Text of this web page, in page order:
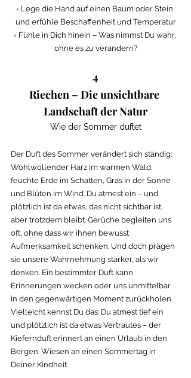
› Lege die Hand auf einen Baum oder Stein
und erfühle Beschaffenheit und Temperatur
› Fühle in Dich hinein – Was nimmst Du wahr,
ohne es zu verändern?
4
Riechen – Die unsichtbare
Landschaft der Natur
Wie der Sommer duftet
Der Duft des Sommer verändert sich ständig:
Wohlwollender Harz im warmen Wald,
feuchte Erde im Schatten, Gras in der Sonne
und Blüten im Wind. Du atmest ein – und
plötzlich ist da etwas, das nicht sichtbar ist,
aber trotzdem bleibt. Gerüche begleiten uns
oft, ohne dass wir ihnen bewusst
Aufmerksamkeit schenken. Und doch prägen
sie unsere Wahrnehmung stärker, als wir
denken. Ein bestimmter Duft kann
Erinnerungen wecken oder uns unmittelbar
in den gegenwärtigen Moment zurückholen.
Vielleicht kennst Du das: Du atmest tief ein
und plötzlich ist da etwas Vertrautes – der
Kiefernduft erinnert an einen Urlaub in den
Bergen. Wiesen an einen Sommertag in
Deiner Kindheit.